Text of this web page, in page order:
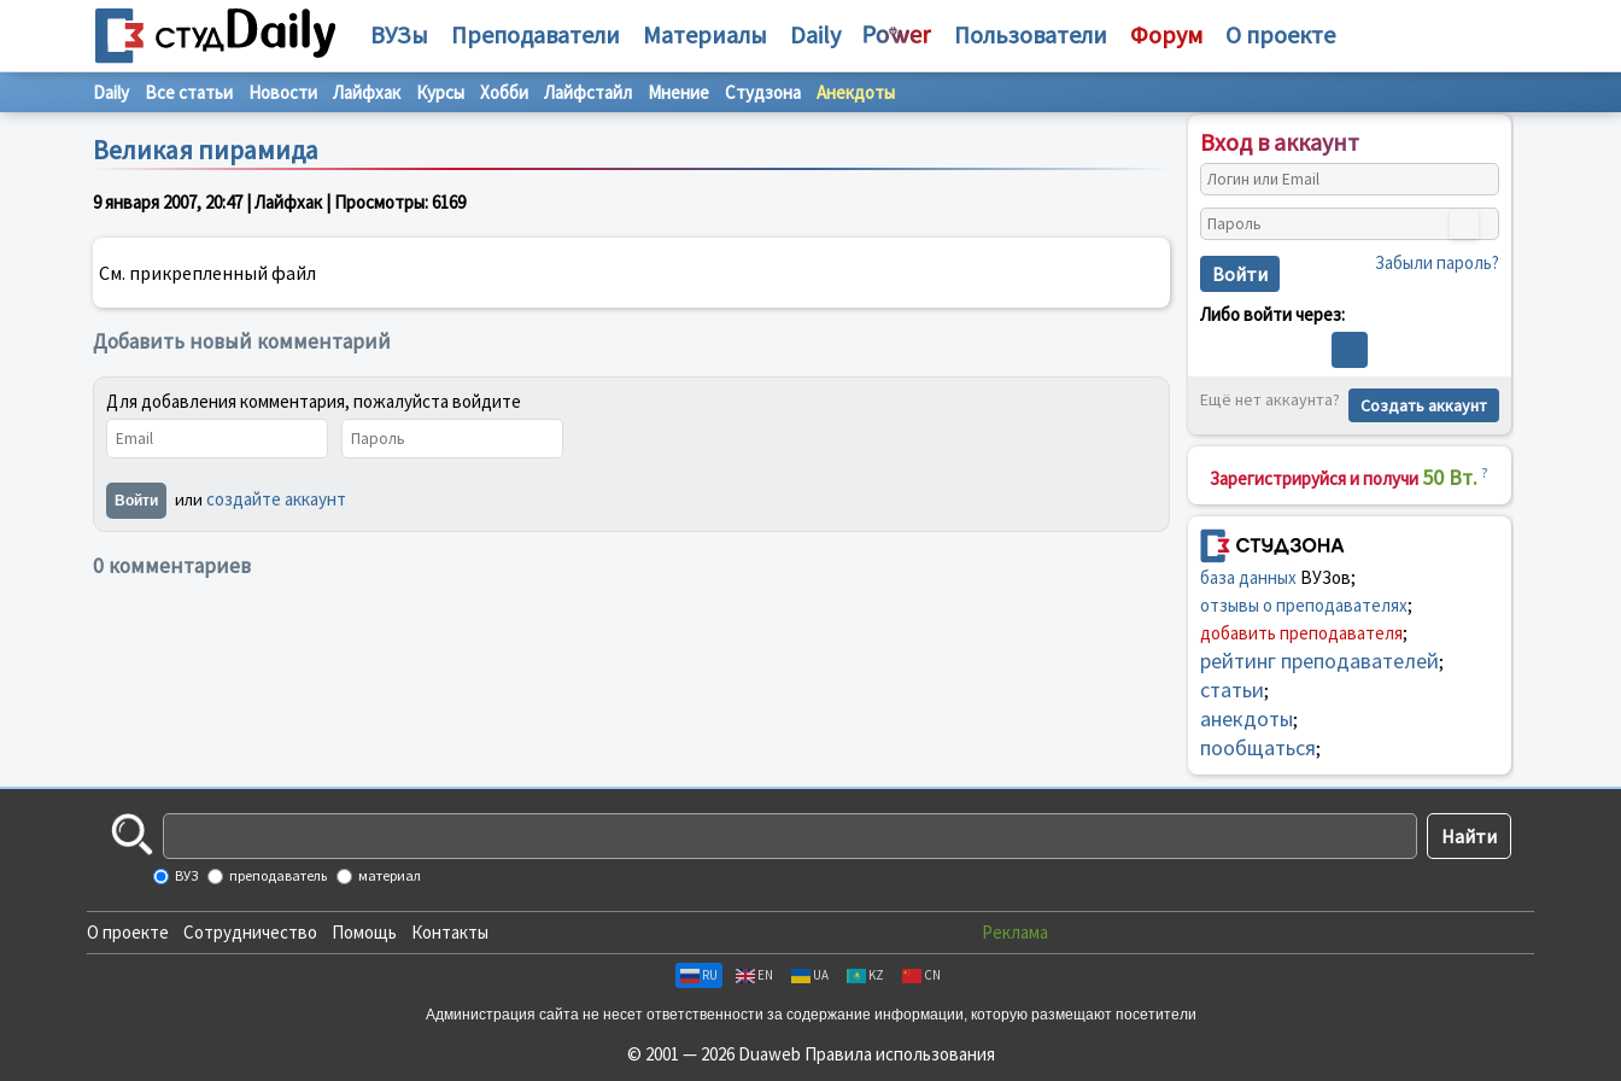
ВУЗы Преподаватели Материалы Daily Пользователи Форум О проекте
Великая пирамида
9 января 2007, 20:47| Лайфхак | Просмотры:6169
Daily Все статьи Новости Лайфхак Курсы Хобби Лайфстайл Мнение Студзона Анекдоты
См. прикрепленный файл
Добавить новый комментарий
Для добавления комментария, пожалуйста войдите
Войти или создайте аккаунт
0 комментариев
Вход в аккаунт
Войти Забыли пароль?
Либо войти через:
Ещё нет аккаунта? Создать аккаунт
Зарегистрируйся и получи 50 Вт. ?
база данныхВУЗов;
отзывы о преподавателях;
добавить преподавателя;
рейтинг преподавателей;
статьи;
анекдоты;
пообщаться;
ВУЗ преподаватель материал
О проекте Сотрудничество Помощь Контакты Реклама
RU EN UA KZ CN
Администрация сайта не несет ответственности за содержание информации, которую размещают посетители
© 2001 — 2026 Duaweb Правила использования